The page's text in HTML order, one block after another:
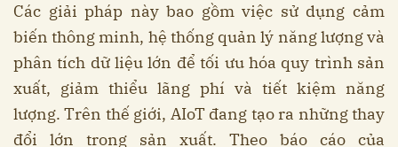
Các giải pháp này bao gồm việc sử dụng cảm
biến thông minh, hệ thống quản lý năng lượng và
phân tích dữ liệu lớn để tối ưu hóa quy trình sản
xuất, giảm thiểu lãng phí và tiết kiệm năng
lượng. Trên thế giới, AIoT đang tạo ra những thay
đổi lớn trong sản xuất. Theo báo cáo của